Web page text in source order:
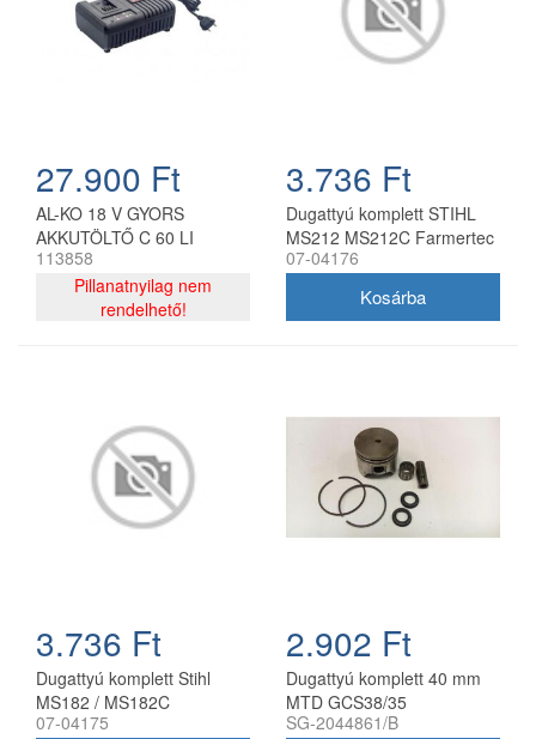
27.900 Ft
AL-KO 18 V GYORS
AKKUTÖLTŐ C 60 LI
KIFUTÓ TERMÉK
113858
Pillanatnyilag nem
rendelhető!
3.736 Ft
Dugattyú komplett STIHL
MS212 MS212C Farmertec
láncfűrészhez
07-04176
3.736 Ft
Dugattyú komplett Stihl
MS182 / MS182C
láncfűrészhez Farmertec 39
07-04175
2.902 Ft
Dugattyú komplett 40 mm
MTD GCS38/35
láncfűrészhez
SG-2044861/B